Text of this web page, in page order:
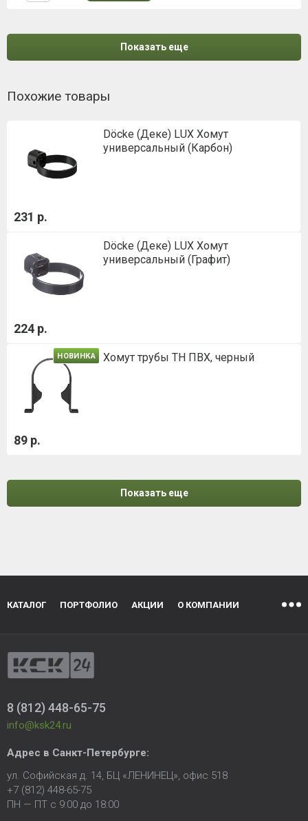
Показать еще
Похожие товары
Döcke (Деке) LUX Хомут
универсальный (Карбон)
231 р.
Döcke (Деке) LUX Хомут
универсальный (Графит)
224 р.
НОВИНКА Хомут трубы ТН ПВХ, черный
89 р.
Показать еще
КАТАЛОГ ПОРТФОЛИО АКЦИИ О КОМПАНИИ
8 (812) 448-65-75
info@ksk24.ru
Адрес в Санкт-Петербурге:
ул. Софийская д. 14, БЦ «ЛЕНИНЕЦ», офис 518
+7 (812) 448-65-75
ПН — ПТ с 9:00 до 18:00